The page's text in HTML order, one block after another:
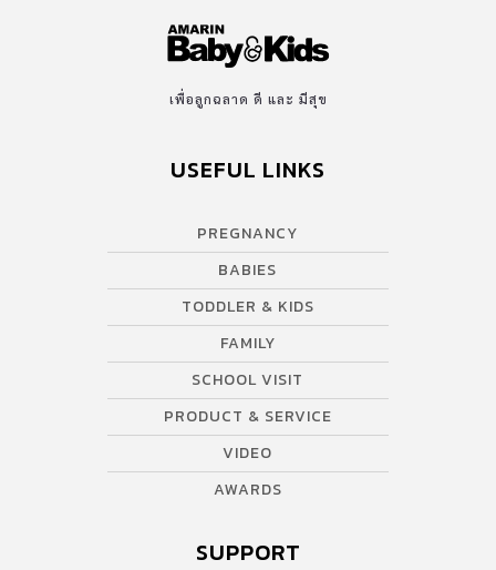
เพื่อลูกฉลาด ดี และ มีสุข
USEFUL LINKS
PREGNANCY
BABIES
TODDLER & KIDS
FAMILY
SCHOOL VISIT
PRODUCT & SERVICE
VIDEO
AWARDS
SUPPORT